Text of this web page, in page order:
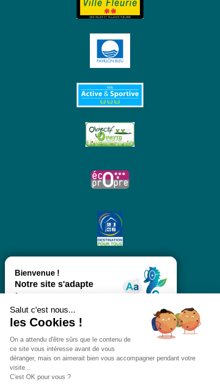
Salut c'est nous...
les Cookies !
On a attendu d'être sûrs que le contenu de
ce site vous intéresse avant de vous
déranger, mais on aimerait bien vous accompagner pendant votre
visite...
C'est OK pour vous ?